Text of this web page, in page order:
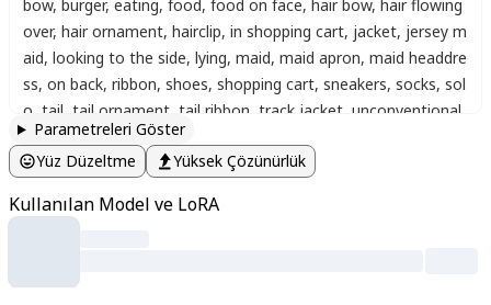
bow, burger, eating, food, food on face, hair bow, hair flowing
over, hair ornament, hairclip, in shopping cart, jacket, jersey m
aid, looking to the side, lying, maid, maid apron, maid headdre
ss, on back, ribbon, shoes, shopping cart, sneakers, socks, sol
o tail tail ornament tail ribbon track jacket unconventional
maid, white bow, wolf ears
riginal
Parametreleri Göster
Yüz Düzeltme
Yüksek Çözünürlük
Kullanılan Model ve LoRA